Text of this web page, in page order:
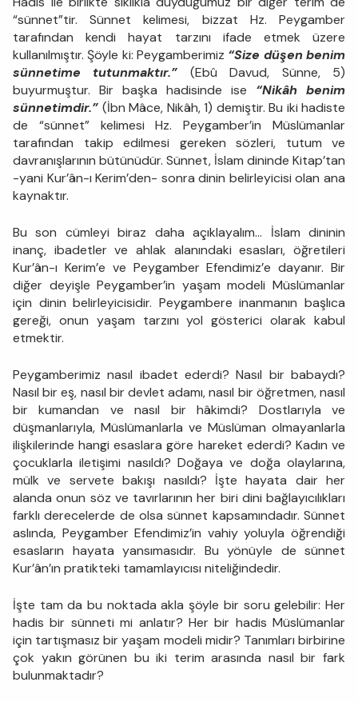
“sünnet”tir. Sünnet kelimesi, bizzat Hz. Peygamber
tarafından kendi hayat tarzını ifade etmek üzere
kullanılmıştır. Şöyle ki: Peygamberimiz “Size düşen benim
sünnetime tutunmaktır.” (Ebû Davud, Sünne, 5)
buyurmuştur. Bir başka hadisinde ise “Nikâh benim
sünnetimdir.” (İbn Mâce, Nikâh, 1) demiştir. Bu iki hadiste
de “sünnet” kelimesi Hz. Peygamber’in Müslümanlar
tarafından takip edilmesi gereken sözleri, tutum ve
davranışlarının bütünüdür. Sünnet, İslam dininde Kitap’tan
-yani Kur’ân-ı Kerim’den- sonra dinin belirleyicisi olan ana
kaynaktır.
Bu son cümleyi biraz daha açıklayalım… İslam dininin
inanç, ibadetler ve ahlak alanındaki esasları, öğretileri
Kur’ân-ı Kerim’e ve Peygamber Efendimiz’e dayanır. Bir
diğer deyişle Peygamber’in yaşam modeli Müslümanlar
için dinin belirleyicisidir. Peygambere inanmanın başlıca
gereği, onun yaşam tarzını yol gösterici olarak kabul
etmektir.
Peygamberimiz nasıl ibadet ederdi? Nasıl bir babaydı?
Nasıl bir eş, nasıl bir devlet adamı, nasıl bir öğretmen, nasıl
bir kumandan ve nasıl bir hâkimdi? Dostlarıyla ve
düşmanlarıyla, Müslümanlarla ve Müslüman olmayanlarla
ilişkilerinde hangi esaslara göre hareket ederdi? Kadın ve
çocuklarla iletişimi nasıldı? Doğaya ve doğa olaylarına,
mülk ve servete bakışı nasıldı? İşte hayata dair her
alanda onun söz ve tavırlarının her biri dini bağlayıcılıkları
farklı derecelerde de olsa sünnet kapsamındadır. Sünnet
aslında, Peygamber Efendimiz’in vahiy yoluyla öğrendiği
esasların hayata yansımasıdır. Bu yönüyle de sünnet
Kur’ân’ın pratikteki tamamlayıcısı niteliğindedir.
İşte tam da bu noktada akla şöyle bir soru gelebilir: Her
hadis bir sünneti mi anlatır? Her bir hadis Müslümanlar
için tartışmasız bir yaşam modeli midir? Tanımları birbirine
çok yakın görünen bu iki terim arasında nasıl bir fark
bulunmaktadır?